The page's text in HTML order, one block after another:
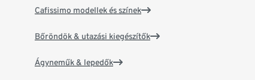
Cafissimo modellek és színek
Bőröndök & utazási kiegészítők
Ágyneműk & lepedők